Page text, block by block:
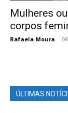
Mulheres
corpos
Rafaela Moura -
ÚLTIMAS